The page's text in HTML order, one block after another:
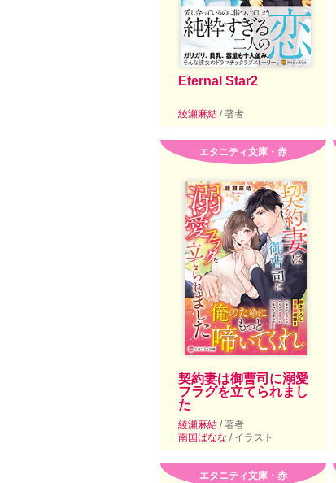
Eternal Star2
綾瀬麻結 / 著者
エタニティ文庫・赤
契約妻は御曹司に溺愛
フラグを立てられまし
た
綾瀬麻結 / 著者
南国ばなな / イラスト
エタニティ文庫・赤